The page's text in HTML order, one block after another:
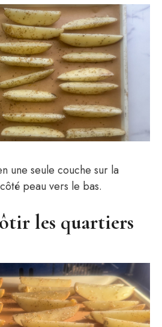
une seule couche sur la
peau vers le bas.
les quartiers